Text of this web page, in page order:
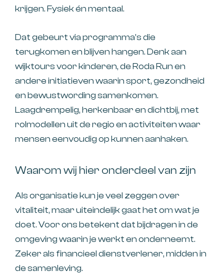
krijgen. Fysiek én mentaal.
Dat gebeurt via programma’s die
terugkomen en blijven hangen. Denk aan
wijktours voor kinderen, de Roda Run en
andere initiatieven waarin sport, gezondheid
en bewustwording samenkomen.
Laagdrempelig, herkenbaar en dichtbij, met
rolmodellen uit de regio en activiteiten waar
mensen eenvoudig op kunnen aanhaken.
Waarom wij hier onderdeel van zijn
Als organisatie kun je veel zeggen over
vitaliteit, maar uiteindelijk gaat het om wat je
doet. Voor ons betekent dat bijdragen in de
omgeving waarin je werkt en onderneemt.
Zeker als financieel dienstverlener, midden in
de samenleving.